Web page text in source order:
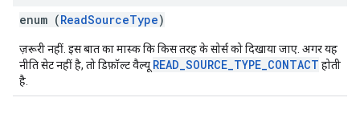
enum (ReadSourceType)
ज़रूरी नहीं. इस बात का मास्क कि किस तरह के सोर्स को दिखाया जाए. अगर यह
नीति सेट नहीं है, तो डिफ़ॉल्ट वैल्यू READ_SOURCE_TYPE_CONTACT होती
है.